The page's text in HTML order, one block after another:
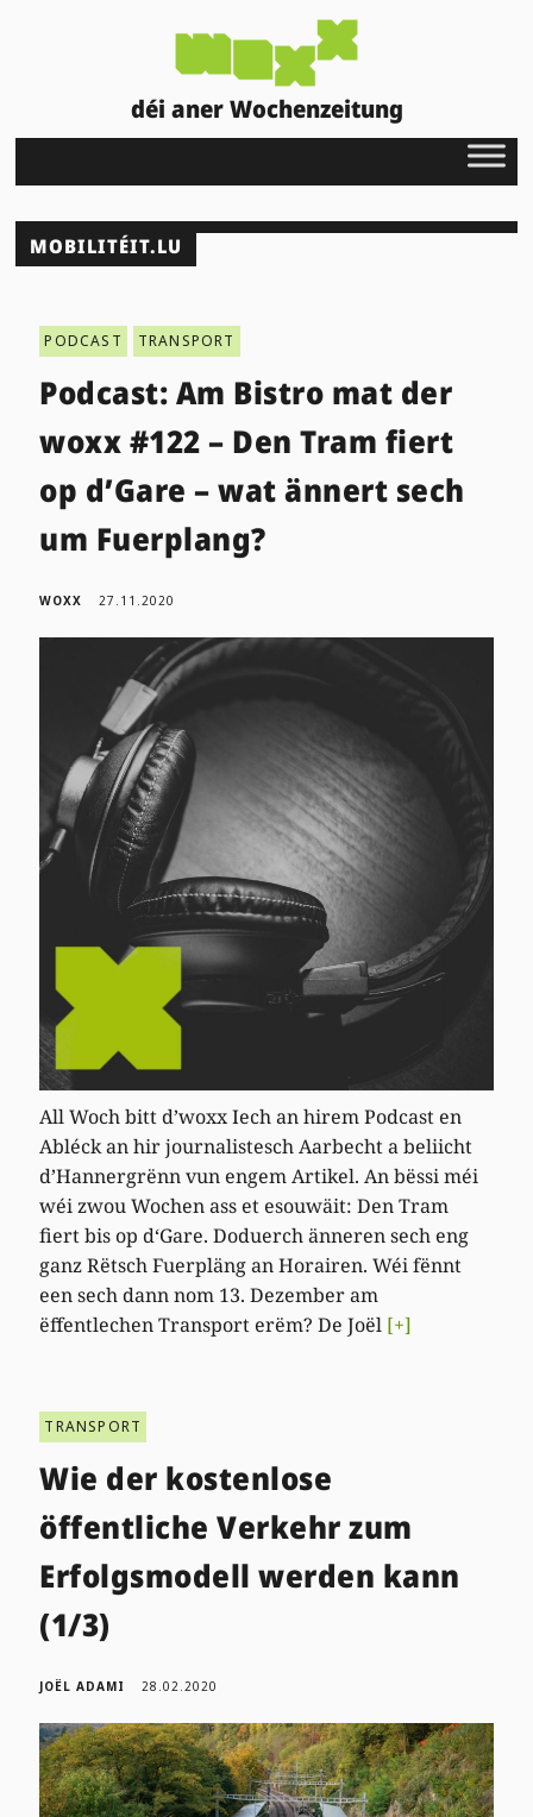
déi aner Wochenzeitung
MOBILITÉIT.LU
PODCAST TRANSPORT
Podcast: Am Bistro mat der
woxx #122 – Den Tram fiert
op d’Gare – wat ännert sech
um Fuerplang?
WOXX 27.11.2020
All Woch bitt d’woxx Iech an hirem Podcast en
Abléck an hir journalistesch Aarbecht a beliicht
d’Hannergrënn vun engem Artikel. An bëssi méi
wéi zwou Wochen ass et esouwäit: Den Tram
fiert bis op d‘Gare. Doduerch änneren sech eng
ganz Rëtsch Fuerpläng an Horairen. Wéi fënnt
een sech dann nom 13. Dezember am
ëffentlechen Transport erëm? De Joël [+]
TRANSPORT
Wie der kostenlose
öffentliche Verkehr zum
Erfolgsmodell werden kann
(1/3)
JOËL ADAMI 28.02.2020